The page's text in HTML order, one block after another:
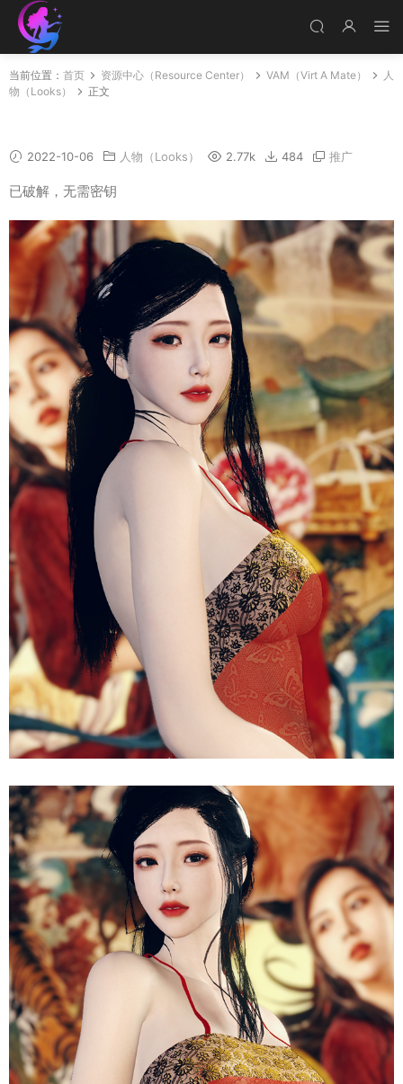
当前位置： 首页 资源中心（Resource Center） VAM（Virt A Mate）
人
物（Looks）
正文
2022-10-06 人物（Looks） 2.77k 484 推广
已破解，无需密钥